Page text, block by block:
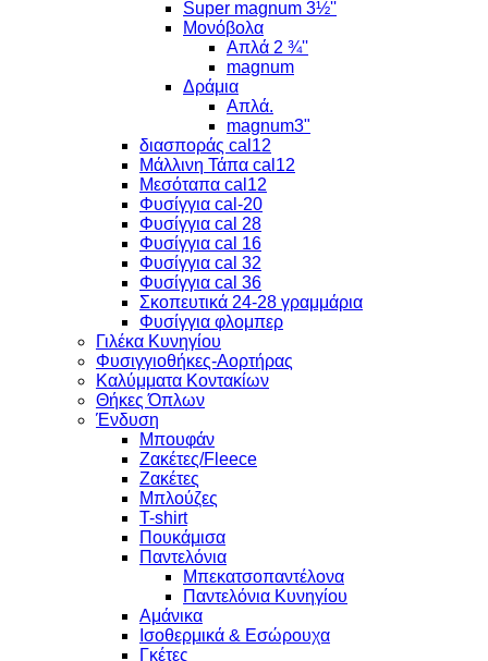
Super magnum 3½''
Μονόβολα
Απλά 2 ¾''
magnum
Δράμια
Απλά.
magnum3"
διασποράς cal12
Μάλλινη Τάπα cal12
Μεσόταπα cal12
Φυσίγγια cal-20
Φυσίγγια cal 28
Φυσίγγια cal 16
Φυσίγγια cal 32
Φυσίγγια cal 36
Σκοπευτικά 24-28 γραμμάρια
Φυσίγγια φλομπερ
Γιλέκα Κυνηγίου
Φυσιγγιοθήκες-Αορτήρας
Καλύμματα Κοντακίων
Θήκες Όπλων
Ένδυση
Μπουφάν
Ζακέτες/Fleece
Ζακέτες
Μπλούζες
T-shirt
Πουκάμισα
Παντελόνια
Μπεκατσοπαντέλονα
Παντελόνια Κυνηγίου
Αμάνικα
Ισοθερμικά & Εσώρουχα
Γκέτες